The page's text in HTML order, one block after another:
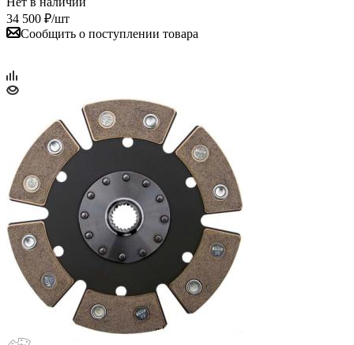
34 500 ₽/шт
Сообщить о поступлении товара